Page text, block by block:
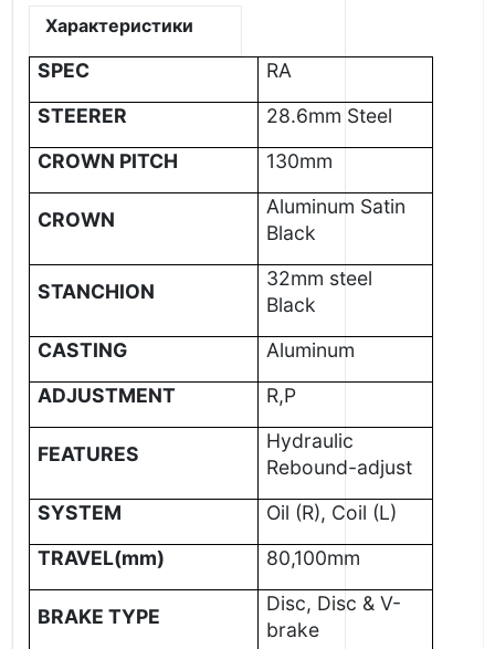
Характеристики
SPEC
RA
STEERER
28.6mm Steel
CROWN PITCH
130mm
CROWN
Aluminum Satin
Black
STANCHION
32mm steel
Black
CASTING
Aluminum
ADJUSTMENT
R,P
FEATURES
Hydraulic
Rebound-adjust
SYSTEM
Oil (R), Coil (L)
TRAVEL(mm)
80,100mm
BRAKE TYPE
Disc, Disc & V-
brake